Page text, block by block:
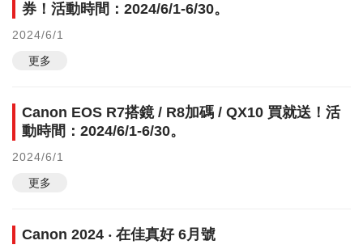
券！活動時間：2024/6/1-6/30。
2024/6/1
更多
Canon EOS R7搭鏡 / R8加碼 / QX10 買就送！活
動時間：2024/6/1-6/30。
2024/6/1
更多
Canon 2024 ‧ 在佳真好 6月號